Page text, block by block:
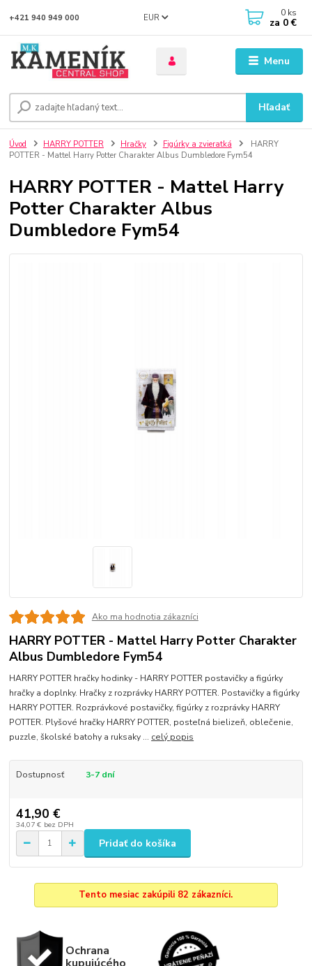
Menu
EUR
Hľadať
+421 940 949 000 0 ks
za 0 €
Úvod HARRY POTTER Hračky Figúrky a zvieratká
HARRY
POTTER - Mattel Harry Potter Charakter Albus Dumbledore Fym54
HARRY POTTER - Mattel Harry
Potter Charakter Albus
Dumbledore Fym54
Ako ma hodnotia zákazníci
HARRY POTTER - Mattel Harry Potter Charakter
Albus Dumbledore Fym54
HARRY POTTER hračky hodinky - HARRY POTTER postavičky a figúrky
hračky a doplnky. Hračky z rozprávky HARRY POTTER. Postavičky a figúrky
HARRY POTTER. Rozprávkové postavičky, figúrky z rozprávky HARRY
POTTER. Plyšové hračky HARRY POTTER, posteľná bielizeň, oblečenie,
puzzle, školské batohy a ruksaky ... celý popis
Dostupnosť 3-7 dní
41,90 €
34,07 € bez DPH
Pridať do košíka
Tento mesiac zakúpili 82 zákazníci.
Ochrana